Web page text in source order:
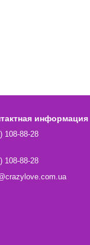
информация
108-88-28
108-88-28